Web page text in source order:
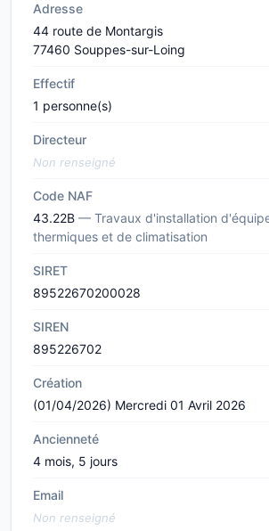
Adresse
44 route de Montargis
77460 Souppes-sur-Loing
Effectif
1 personne(s)
Directeur
Non renseigné
Code NAF
43.22B — Travaux d'installation
thermiques et de climatisation
SIRET
89522670200028
SIREN
895226702
Création
(01/04/2026) Mercredi 01 Avril 2026
Ancienneté
4 mois, 5 jours
Email
Non renseigné